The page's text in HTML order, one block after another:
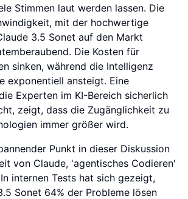
Stimmen laut werden lassen. Die
mit der hochwertige
3.5 Sonet auf den Markt
Die Kosten für
sinken, während die Intelligenz
exponentiell ansteigt. Eine
Experten im KI-Bereich sicherlich
zeigt, dass die Zugänglichkeit zu
immer größer wird.
Punkt in dieser Diskussion
von Claude, 'agentisches Codieren'
internen Tests hat sich gezeigt,
Sonet 64% der Probleme lösen